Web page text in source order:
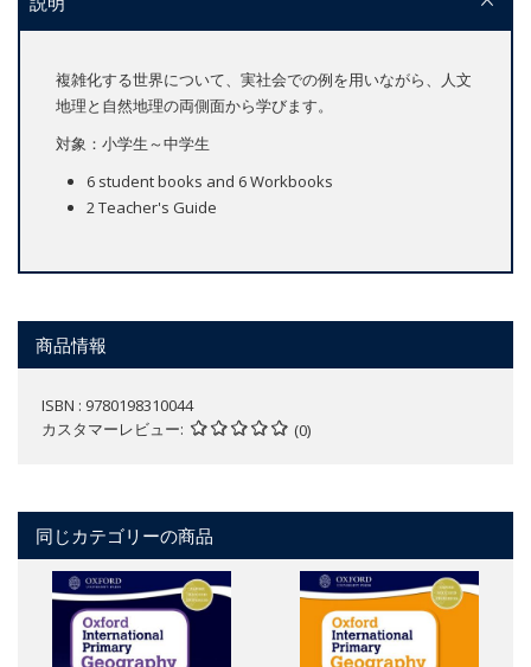
複雑化する世界について、実社会での例を用いながら、人文
地理と自然地理の両側面から学びます。
対象：小学生～中学生
6 student books and 6 Workbooks
2 Teacher's Guide
商品情報
ISBN : 9780198310044
カスタマーレビュー
(0)
同じカテゴリーの商品